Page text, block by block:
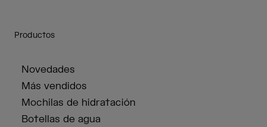
Productos
Novedades
Más vendidos
Mochilas de hidratación
Botellas de agua